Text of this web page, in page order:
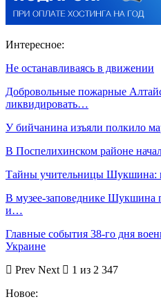
Интересное:
Не останавливаясь в движении
Добровольные пожарные
ликвидировать…
У бийчанина изъяли полкило
В Поспелихинском районе
Тайны учительницы Шукшина:
В музее-заповеднике Шукшина
и…
Главные события 38-го дня
Украине
Prev Next
1 из 2 347
Новое: